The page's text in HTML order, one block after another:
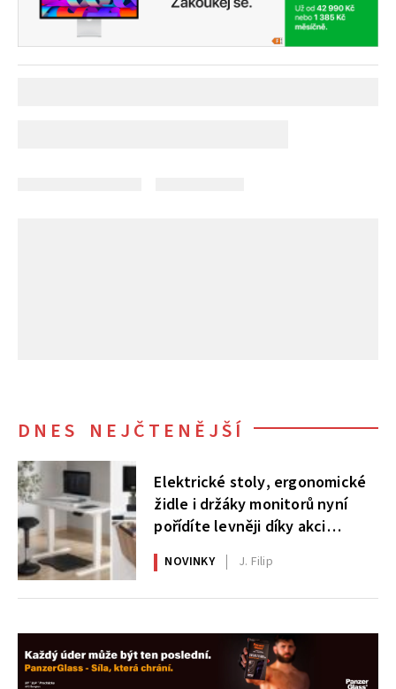
DNES NEJČTENĚJŠÍ
Elektrické stoly, ergonomické
židle i držáky monitorů nyní
pořídíte levněji díky akci
AlzaErgo
NOVINKY J. Filip